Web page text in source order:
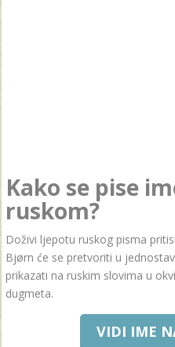
Kako se pise
ruskom?
Doživi ljepotu ruskog pisma
Bjørn će se pretvoriti u
prikazati na ruskim slovima u
dugmeta.
VIDI IME